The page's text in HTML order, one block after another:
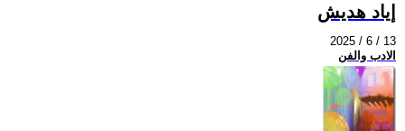
إياد هديش
2025 / 6 / 13
الادب والفن